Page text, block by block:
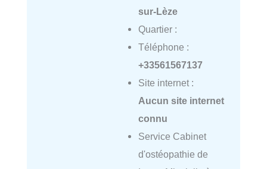
sur-Lèze
Quartier :
Téléphone :
+33561567137
Site internet :
Aucun site internet
connu
Service Cabinet
d'ostéopathie de